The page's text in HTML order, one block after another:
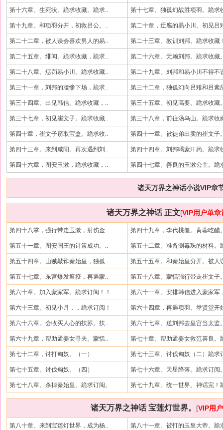
第十六章。生死状。跪求收藏。跪求.. 第十七章。独孤幻战胜项羽。跪求
第十九章。和项羽分开，初救吕公。.. 第二十章，迂腐的易小川。初见吕
第二十二章，被人误会喜欢男人的易.. 第二十三章。教训刘邦。跪求收藏
第二十五章。绯闻。跪求收藏，跪求.. 第二十六章。无赖刘邦。跪求收藏
第二十八章。惩罚易小川。跪求收藏.. 第二十九章。刘邦和易小川不得不
第三十一章，刘邦的凄惨下场，跪求.. 第三十二章，独孤幻向吕雉和吕素
第三十四章。出见韩信。跪求收藏，.. 第三十五章。初见高要。跪求收藏
第三十七章，初见崔文子。跪求收藏.. 第三十八章，前往汤乌山。跪求收
第四十章，崔文子窃取宝盒。跪求收.. 第四十一章。被徒弟出卖的崔文子
第四十三章。来到咸阳。再次遇到刘.. 第四十四章。刘邦喝蒙汗药。跪求
第四十六章，图安玉漱，跪求收藏，.. 第四十七章。善良的玉漱公主。跪
诸天万界之神话小说VIP章
诸天万界之神话 正文[VIP用户单章
第四十八掌，强行带走玉漱，射伤金.. 第四十九章，李代桃僵。黄蓉吃醋
第五十一章。图安国王的计策成功。.. 第五十二章。准备测毒珠的材料。
第五十四章。山贼敲诈秦始皇，独孤.. 第五十五章。和秦始皇分开。被人
第五十七章。东宫爆发瘟疫，再遇蒙.. 第五十八章。蒙恬强行带走崔文子
第六十章。加入蒙家军。跪求订阅！！ 第六十一章。安排韩信进入蒙家军
第六十三章。初见小月，，跪求订阅！ 第六十四章，再遇项羽。举贤堂开
第六十六章。会收买人心的扶苏。扶.. 第六十七章。送刘邦去皇宫当太监
第六十九章，帮助孟姜女寻夫。蒙恬.. 第七十章。帮助孟姜女救范喜良。
第七十二章，讨打匈奴。（一） 第七十三章。讨伐匈奴（二）跪求
第七十五章。讨伐匈奴。（四） 第七十六章。天星降落。跪求订阅
第七十八章。杀掉秦始皇。跪求订阅。 第七十九章。统一世界。神话完！
诸天万界之神话 宝莲灯世界。 [VIP用
第八十章。来到宝莲灯世界，成为杨.. 第八十一章。被打的玉皇大帝。跪